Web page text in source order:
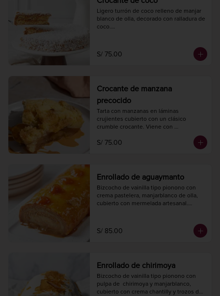
Ligero turrón de coco relleno de manjar
blanco de olla, decorado con ralladura de
coco.
S/ 75.00
Crocante de manzana
precocido
Tarta con manzanas en láminas
crujientes cubierto con un clásico
crumble crocante. Viene con
Hornearse a 175° C. / 350° F. por 30
S/ 75.00
Enrollado de aguaymanto
Bizcocho de vainilla tipo pionono con
crema pastelera, manjarblanco de olla,
cubierto con mermelada artesanal.
8 a 10 porciones.
S/ 85.00
Enrollado de chirimoya
Bizcocho de vainilla tipo pionono con
pulpa de  chirimoya y manjarblanco,
cubierto con crema chantilly y trozos de